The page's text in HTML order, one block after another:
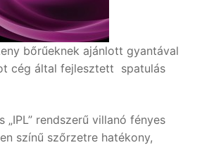
bőrűeknek ajánlott gyantával
cég által fejlesztett spatulás
rendszerű villanó fényes
színű szőrzetre hatékony,